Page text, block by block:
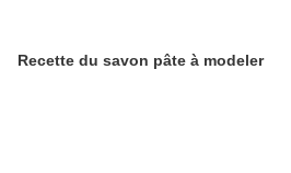
Recette du savon pâte à modeler